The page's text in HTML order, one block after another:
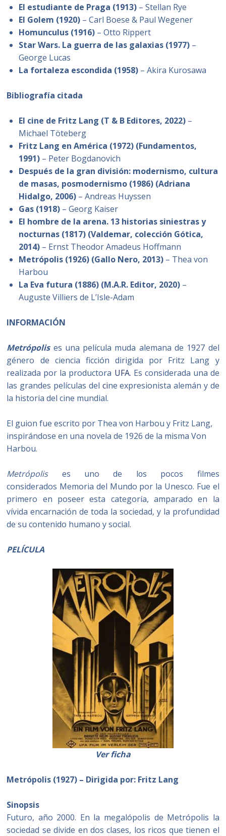
El estudiante de Praga (1913) – Stellan Rye
El Golem (1920) – Carl Boese & Paul Wegener
Homunculus (1916) – Otto Rippert
Star Wars. La guerra de las galaxias (1977) –
George Lucas
La fortaleza escondida (1958) – Akira Kurosawa
Bibliografía citada
El cine de Fritz Lang (T & B Editores, 2022) –
Michael Töteberg
Fritz Lang en América (1972) (Fundamentos,
1991) – Peter Bogdanovich
Después de la gran división: modernismo, cultura
de masas, posmodernismo (1986) (Adriana
Hidalgo, 2006) – Andreas Huyssen
Gas (1918) – Georg Kaiser
El hombre de la arena. 13 historias siniestras y
nocturnas (1817) (Valdemar, colección Gótica,
2014) – Ernst Theodor Amadeus Hoffmann
Metrópolis (1926) (Gallo Nero, 2013) – Thea von
Harbou
La Eva futura (1886) (M.A.R. Editor, 2020) –
Auguste Villiers de L’Isle-Adam
INFORMACIÓN
Metrópolises una película muda alemana de 1927 del
género de ciencia ficción dirigida por Fritz Lang y
realizada por la productora UFA. Es considerada una de
las grandes películas del cine expresionista alemán y de
la historia del cine mundial.
El guion fue escrito por Thea von Harbou y Fritz Lang,
inspirándose en una novela de 1926 de la misma Von
Harbou.
Metrópolises uno de lοs pocos filmes
considerados Memoria del Mundo por la Unesco. Fue el
primero en poseer esta categoría, amparado en la
vívida encarnación de toda la sociedad, y la profundidad
de su contenido humano y social.
PELÍCULA
Ver ficha
Metrópolis (1927) – Dirigida por: Fritz Lang
Sinopsis
Futuro, año 2000. En la megalópolis de Metrópolis la
sociedad se divide en dos clases, los ricos que tienen el